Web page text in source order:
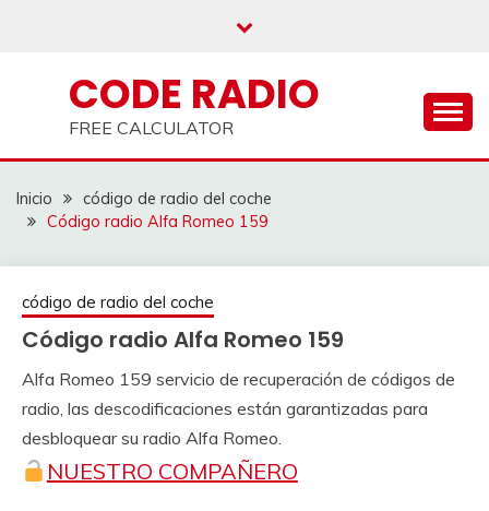
CODE RADIO
FREE CALCULATOR
Inicio
código de radio del coche
Código radio Alfa Romeo 159
código de radio del coche
Código radio Alfa Romeo 159
marzo
2021
adminRadio
Alfa Romeo 159 servicio de recuperación de códigos de
radio, las descodificaciones están garantizadas para
desbloquear su radio Alfa Romeo.
NUESTRO COMPAÑERO